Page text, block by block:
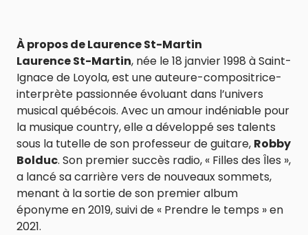
À propos de Laurence St-Martin
Laurence St-Martin, née le 18 janvier 1998 à Saint-
Ignace de Loyola, est une auteure-compositrice-
interprète passionnée évoluant dans l’univers
musical québécois. Avec un amour indéniable pour
la musique country, elle a développé ses talents
sous la tutelle de son professeur de guitare, Robby
Bolduc. Son premier succès radio, « Filles des Îles »,
a lancé sa carrière vers de nouveaux sommets,
menant à la sortie de son premier album
éponyme en 2019, suivi de « Prendre le temps » en
2021.